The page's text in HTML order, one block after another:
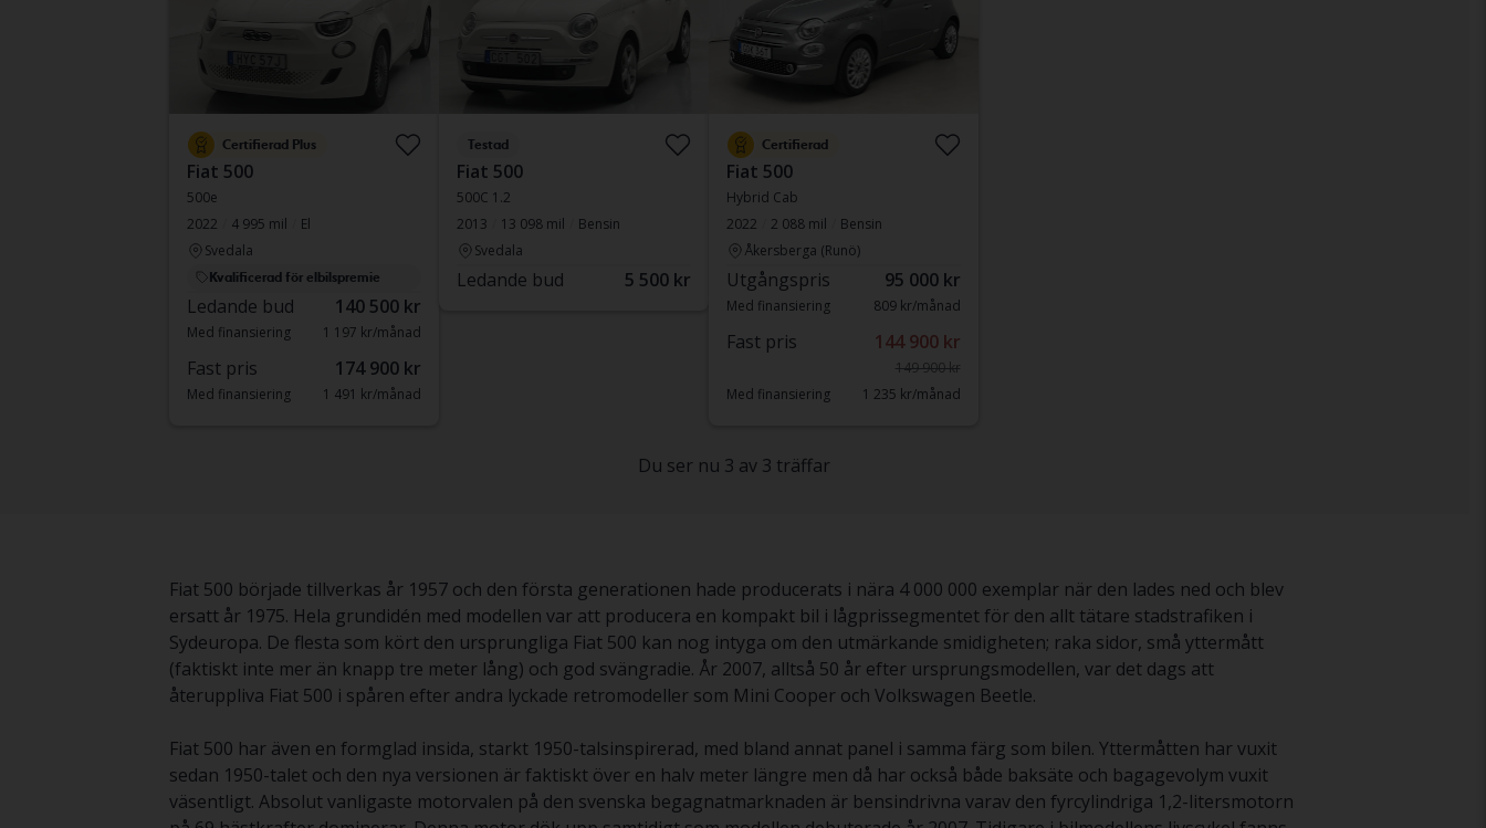
Certifierad Plus
Fiat 500
500e
2022
4 995 mil
El
Svedala
Kvalificerad för elbilspremie
Ledande bud 140 500 kr
Med finansiering 1 197 kr/månad
Fast pris 174 900 kr
Med finansiering 1 491 kr/månad
Testad
Fiat 500
500C 1.2
2013
13 098 mil
Bensin
Svedala
Ledande bud 5 500 kr
Certifierad
Fiat 500
Hybrid Cab
2022
2 088 mil
Bensin
Åkersberga (Runö)
Utgångspris 95 000 kr
Med finansiering 809 kr/månad
Fast pris 144 900 kr
149 900 kr
Med finansiering
1 235 kr/månad
Du ser nu 3 av 3 träffar
Fiat 500 började tillverkas år 1957 och den första generationen hade producerats i nära 4 000 000 exemplar när den lades ned och blev
ersatt år 1975. Hela grundidén med modellen var att producera en kompakt bil i lågprissegmentet för den allt tätare stadstrafiken i
Sydeuropa. De flesta som kört den ursprungliga Fiat 500 kan nog intyga om den utmärkande smidigheten; raka sidor, små yttermått
(faktiskt inte mer än knapp tre meter lång) och god svängradie. År 2007, alltså 50 år efter ursprungsmodellen, var det dags att
återuppliva Fiat 500 i spåren efter andra lyckade retromodeller som Mini Cooper och Volkswagen Beetle.
Fiat 500 har även en formglad insida, starkt 1950-talsinspirerad, med bland annat panel i samma färg som bilen. Yttermåtten har vuxit
sedan 1950-talet och den nya versionen är faktiskt över en halv meter längre men då har också både baksäte och bagagevolym vuxit
väsentligt. Absolut vanligaste motorvalen på den svenska begagnatmarknaden är bensindrivna varav den fyrcylindriga 1,2-litersmotorn